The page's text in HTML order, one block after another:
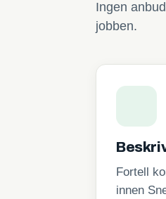
Ingen
jobben.
Fortell
innen